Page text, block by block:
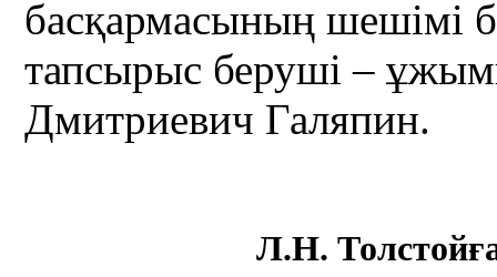
басқармасының шешімі
тапсырыс беруші –
Дмитриевич Галяпин.
Л.Н.